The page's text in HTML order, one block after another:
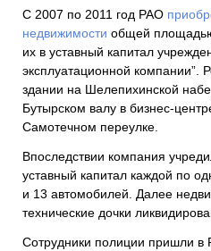
С 2007 по 2011 год РАО
недвижимости общей
их в уставный капитал
эксплуатационной компании”.
здании на Шелепихинской
Бутырском валу в бизнес-
Самотечном переулке.
Впоследствии компания
уставный капитал каждой по
и 13 автомобилей. Далее
технические дочки
Сотрудники полиции пришли в